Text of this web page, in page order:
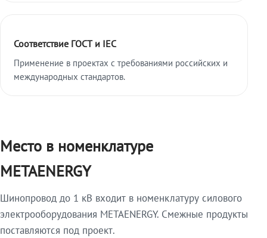
Соответствие ГОСТ и IEC
Применение в проектах с требованиями российских и
международных стандартов.
Место в номенклатуре
METAENERGY
Шинопровод до 1 кВ входит в номенклатуру силового
электрооборудования METAENERGY. Смежные продукты
поставляются под проект.